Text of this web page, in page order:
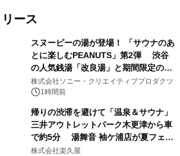
ース
スヌーピーの湯が登場！ 「サウナのあ
とに楽しむPEANUTS」第2弾 渋谷
の人気銭湯「改良湯」と期間限定のコ
ラボレーション サウナイキタイコラ
ボグッズも発売決定！
株式会社ソニー・クリエイティブプロダクツ
1時間前
帰りの渋滞を避けて「温泉＆サウナ」
三井アウトレットパーク木更津から車
で約5分 湯舞音 袖ケ浦店が夏フェア
メニューを提供
株式会社楽久屋